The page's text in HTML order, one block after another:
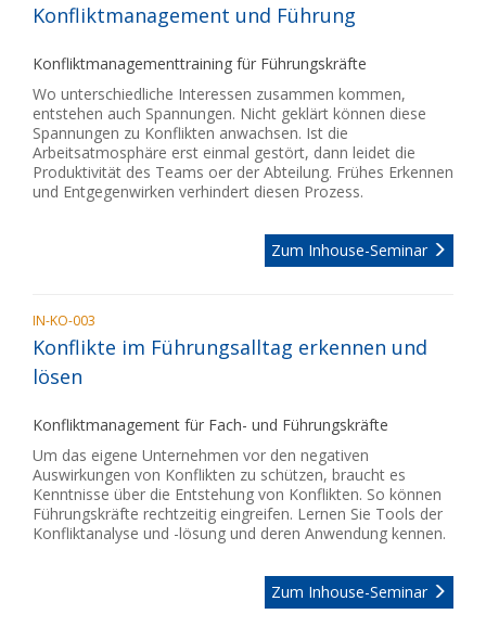
Konfliktmanagement und Führung
Konfliktmanagementtraining für Führungskräfte
Wo unterschiedliche Interessen zusammen kommen,
entstehen auch Spannungen. Nicht geklärt können diese
Spannungen zu Konflikten anwachsen. Ist die
Arbeitsatmosphäre erst einmal gestört, dann leidet die
Produktivität des Teams oer der Abteilung. Frühes Erkennen
und Entgegenwirken verhindert diesen Prozess.
Zum Inhouse-Seminar
IN-KO-003
Konflikte im Führungsalltag erkennen und
lösen
Konfliktmanagement für Fach- und Führungskräfte
Um das eigene Unternehmen vor den negativen
Auswirkungen von Konflikten zu schützen, braucht es
Kenntnisse über die Entstehung von Konflikten. So können
Führungskräfte rechtzeitig eingreifen. Lernen Sie Tools der
Konfliktanalyse und -lösung und deren Anwendung kennen.
Zum Inhouse-Seminar